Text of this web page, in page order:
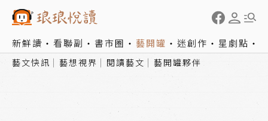
新鮮讀 看聯副 書市圈 藝開罐 迷創作 星劇點
藝文快訊 藝想視界 閱讀藝文 藝開罐夥伴